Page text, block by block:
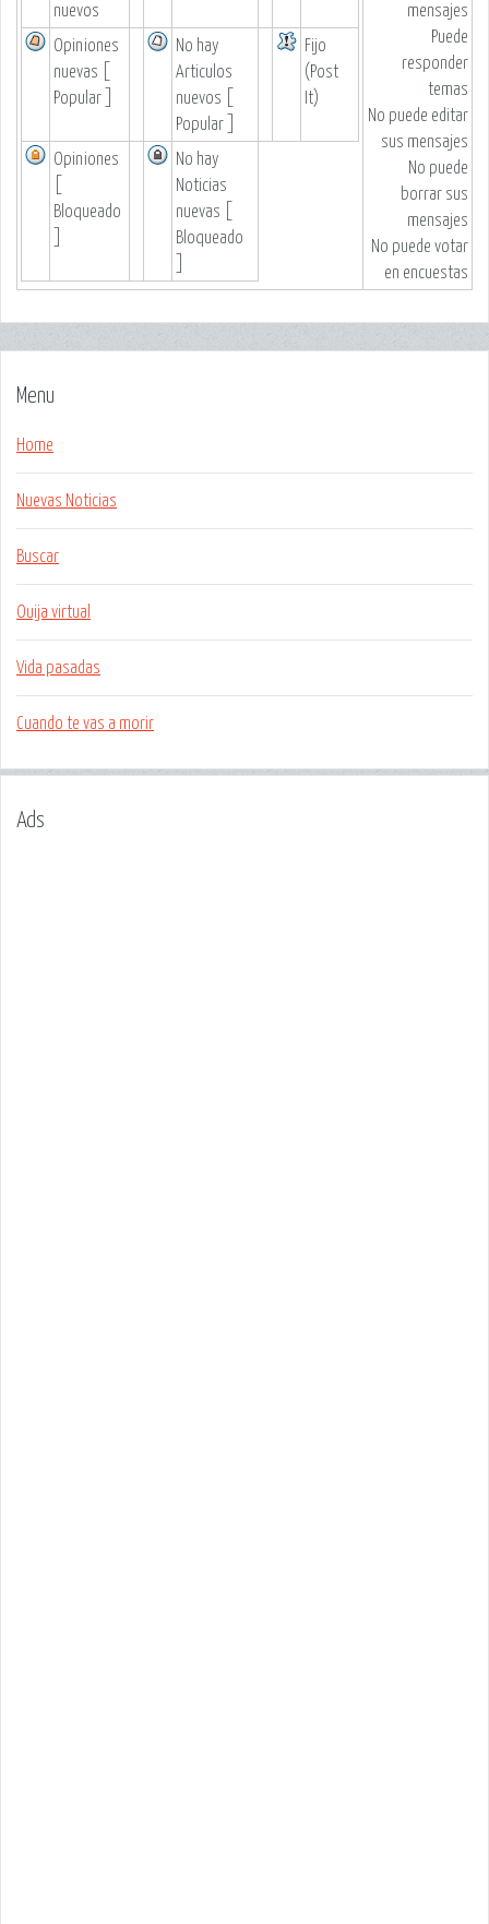
nuevos
Opiniones
nuevas [
Popular ]
No hay
Articulos
nuevos [
Popular ]
Fijo
(Post
It)
Opiniones
Bloqueado
No hay
Noticias
nuevas [
Bloqueado
mensajes
Puede
responder
temas
No puede editar
sus mensajes
No puede
borrar sus
mensajes
No puede votar
en encuestas
Menu
Home
Nuevas Noticias
Buscar
Ouija virtual
Vida pasadas
Cuando te vas a morir
Ads